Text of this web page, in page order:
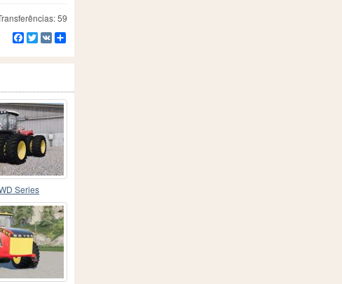
59
Facebook
Twitter
VK
Series